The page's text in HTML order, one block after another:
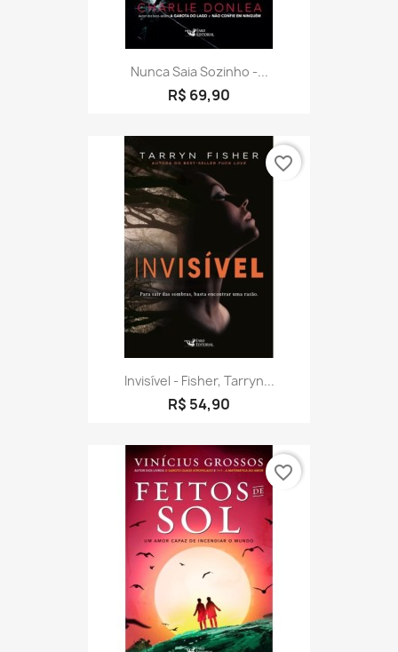
Nunca Saia Sozinho -...
R$ 69,90
Invisível - Fisher, Tarryn...
R$ 54,90
favorite_border
favorite_border